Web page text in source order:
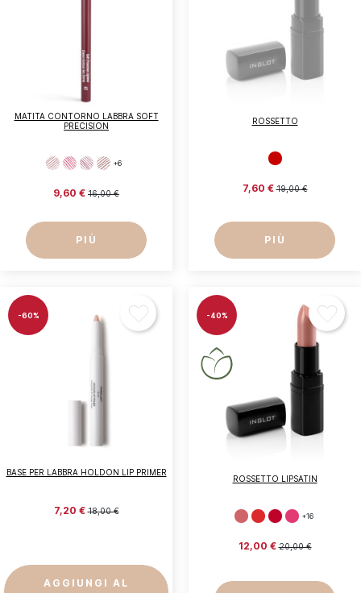
MATITA CONTORNO LABBRA SOFT
PRECISION
+6
9,60 € 16,00 €
PIÙ
ROSSETTO
7,60 €19,00 €
PIÙ
BASE PER LABBRA HOLDON LIP PRIMER
7,20 €18,00 €
AGGIUNGI AL
-60%
ROSSETTO LIPSATIN
+16
12,00 €20,00 €
-40%